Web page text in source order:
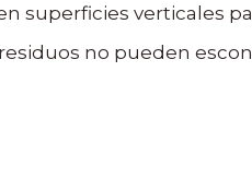
superficies verticales
no pueden